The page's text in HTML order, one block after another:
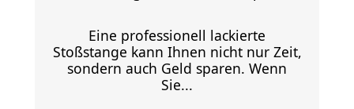
Eine professionell lackierte
Stoßstange kann Ihnen nicht nur Zeit,
sondern auch Geld sparen. Wenn
Sie...